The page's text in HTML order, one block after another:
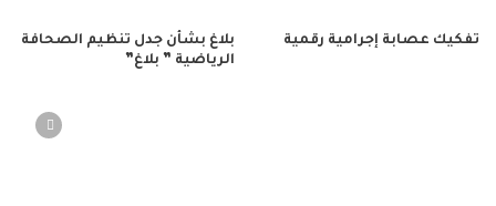
تفكيك عصابة إجرامية رقمية
بلاغ بشأن جدل تنظيم الصحافة
الرياضية ” بلاغ”